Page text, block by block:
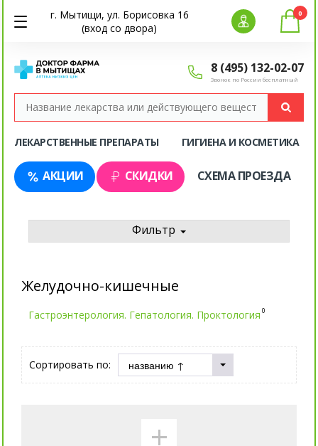
г. Мытищи, ул. Борисовка 16
(вход со двора)
8 (495) 132-02-07
Звонок по России бесплатный
0
ЛЕКАРСТВЕННЫЕ ПРЕПАРАТЫ ГИГИЕНА И КОСМЕТИКА
АКЦИИ СКИДКИ СХЕМА ПРОЕЗДА
Фильтр
Желудочно-кишечные
Гастроэнтерология. Гепатология. Проктология 0
Сортировать по:
+